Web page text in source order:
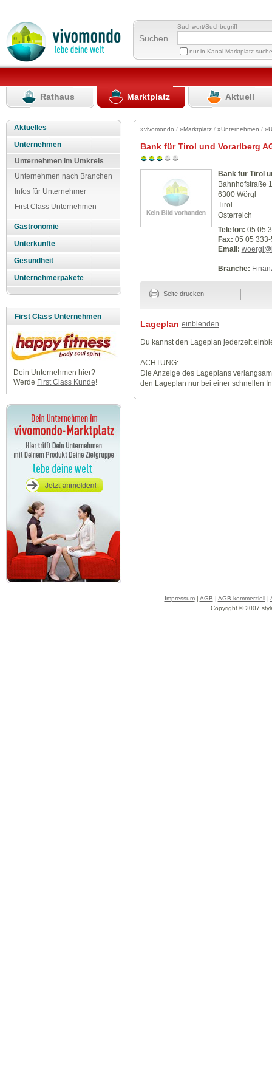
Suchen
Suchwort/Suchbegriff
nur in Kanal Marktplatz
Rathaus Marktplatz Aktuell
Aktuelles
Unternehmen
Unternehmen im Umkreis
Unternehmen nach Branchen
Infos für Unternehmer
First Class Unternehmen
Gastronomie
Unterkünfte
Gesundheit
Unternehmerpakete
First Class Unternehmen
Dein Unternehmen hier?
Werde First Class Kunde!
»vivomondo / »Marktplatz/ »Unternehmen /
Bank für Tirol und Vorarlberg
Bank für Tirol
Bahnhofstraße
6300 Wörgl
Tirol
Österreich
Telefon: 05 05
Fax: 05 05
Email:
Branche:
Seite drucken
Lageplan einblenden
Du kannst den Lageplan jederzeit
ACHTUNG:
Die Anzeige des Lageplans
den Lageplan nur bei einer schnellen
Impressum| AGB | AGB kommerziell|
Copyright © 2007